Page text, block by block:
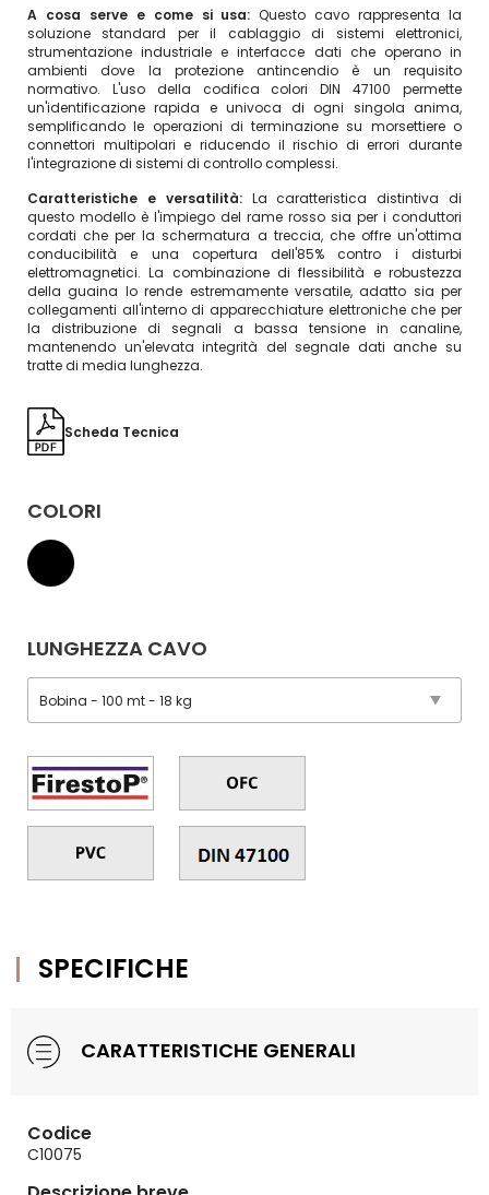
A cosa serve e come si usa: Questo cavo rappresenta la
soluzione standard per il cablaggio di sistemi elettronici,
strumentazione industriale e interfacce dati che operano in
ambienti dove la protezione antincendio è un requisito
normativo. L'uso della codifica colori DIN 47100 permette
un'identificazione rapida e univoca di ogni singola anima,
semplificando le operazioni di terminazione su morsettiere o
connettori multipolari e riducendo il rischio di errori durante
l'integrazione di sistemi di controllo complessi.
Caratteristiche e versatilità: La caratteristica distintiva di
questo modello è l'impiego del rame rosso sia per i conduttori
cordati che per la schermatura a treccia, che offre un'ottima
conducibilità e una copertura dell'85% contro i disturbi
elettromagnetici. La combinazione di flessibilità e robustezza
della guaina lo rende estremamente versatile, adatto sia per
collegamenti all'interno di apparecchiature elettroniche che per
la distribuzione di segnali a bassa tensione in canaline,
mantenendo un'elevata integrità del segnale dati anche su
tratte di media lunghezza.
Scheda Tecnica
COLORI
LUNGHEZZA CAVO
SPECIFICHE
CARATTERISTICHE GENERALI
Codice
C10075